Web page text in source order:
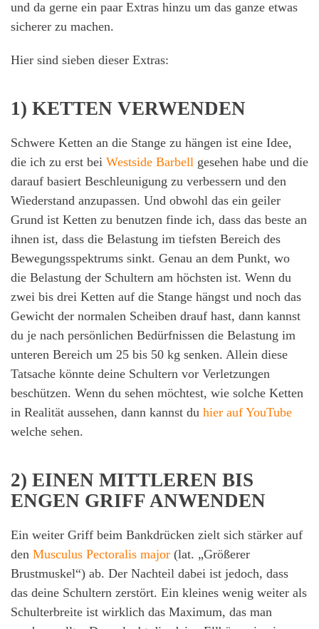
und da gerne ein paar Extras hinzu um das ganze etwas
sicherer zu machen.
Hier sind sieben dieser Extras:
1) KETTEN VERWENDEN
Schwere Ketten an die Stange zu hängen ist eine Idee,
die ich zu erst bei Westside Barbell gesehen habe und die
darauf basiert Beschleunigung zu verbessern und den
Wiederstand anzupassen. Und obwohl das ein geiler
Grund ist Ketten zu benutzen finde ich, dass das beste an
ihnen ist, dass die Belastung im tiefsten Bereich des
Bewegungsspektrums sinkt. Genau an dem Punkt, wo
die Belastung der Schultern am höchsten ist. Wenn du
zwei bis drei Ketten auf die Stange hängst und noch das
Gewicht der normalen Scheiben drauf hast, dann kannst
du je nach persönlichen Bedürfnissen die Belastung im
unteren Bereich um 25 bis 50 kg senken. Allein diese
Tatsache könnte deine Schultern vor Verletzungen
beschützen. Wenn du sehen möchtest, wie solche Ketten
in Realität aussehen, dann kannst du hier auf YouTube
welche sehen.
2) EINEN MITTLEREN BIS
ENGEN GRIFF ANWENDEN
Ein weiter Griff beim Bankdrücken zielt sich stärker auf
den Musculus Pectoralis major (lat. „Größerer
Brustmuskel“) ab. Der Nachteil dabei ist jedoch, dass
das deine Schultern zerstört. Ein kleines wenig weiter als
Schulterbreite ist wirklich das Maximum, das man